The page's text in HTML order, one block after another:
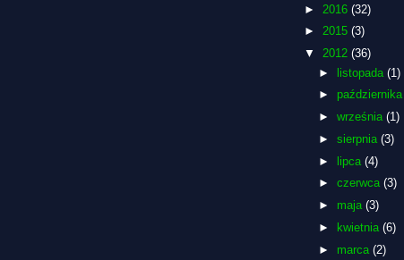
► 2016 (32)
► 2015 (3)
▼ 2012 (36)
► listopada (1)
► października
► września (1)
► sierpnia (3)
► lipca (4)
► czerwca (3)
► maja (3)
►
kwietnia (6)
► marca (2)